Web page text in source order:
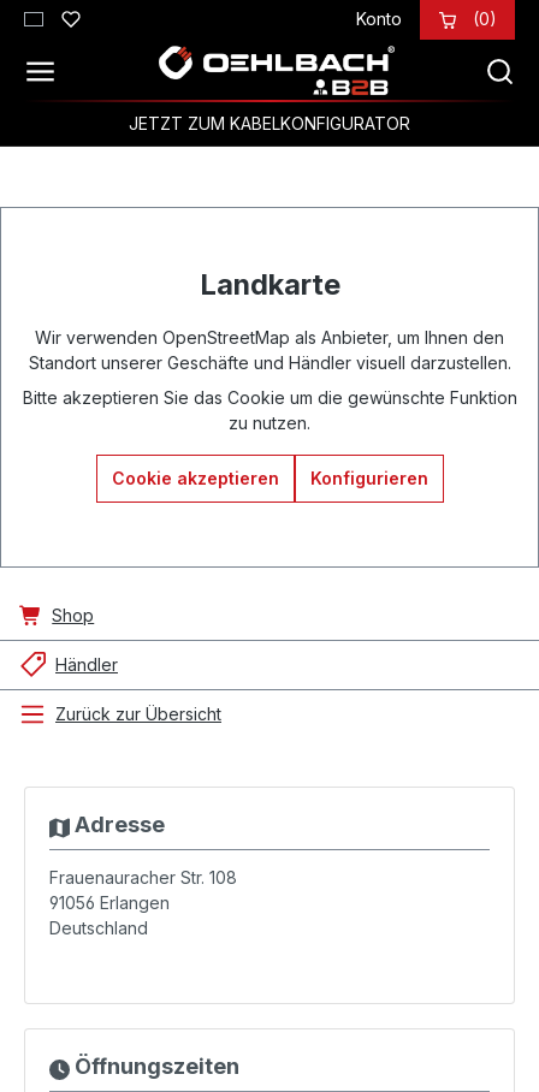
Zum Hauptinhalt springen Konto (0)
JETZT ZUM KABELKONFIGURATOR
Landkarte
Wir verwenden OpenStreetMap als Anbieter, um Ihnen den
Standort unserer Geschäfte und Händler visuell darzustellen.
Bitte akzeptieren Sie das Cookie um die gewünschte Funktion
zu nutzen.
Cookie akzeptieren Konfigurieren
Shop
Händler
Zurück zur Übersicht
Adresse
Frauenauracher Str. 108
91056 Erlangen
Deutschland
Öffnungszeiten